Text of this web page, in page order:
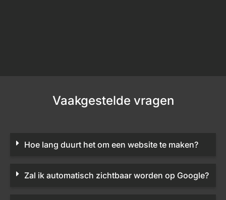
Vaakgestelde vragen
Hoe lang duurt het om een website te maken?
Zal ik automatisch zichtbaar worden op Google?